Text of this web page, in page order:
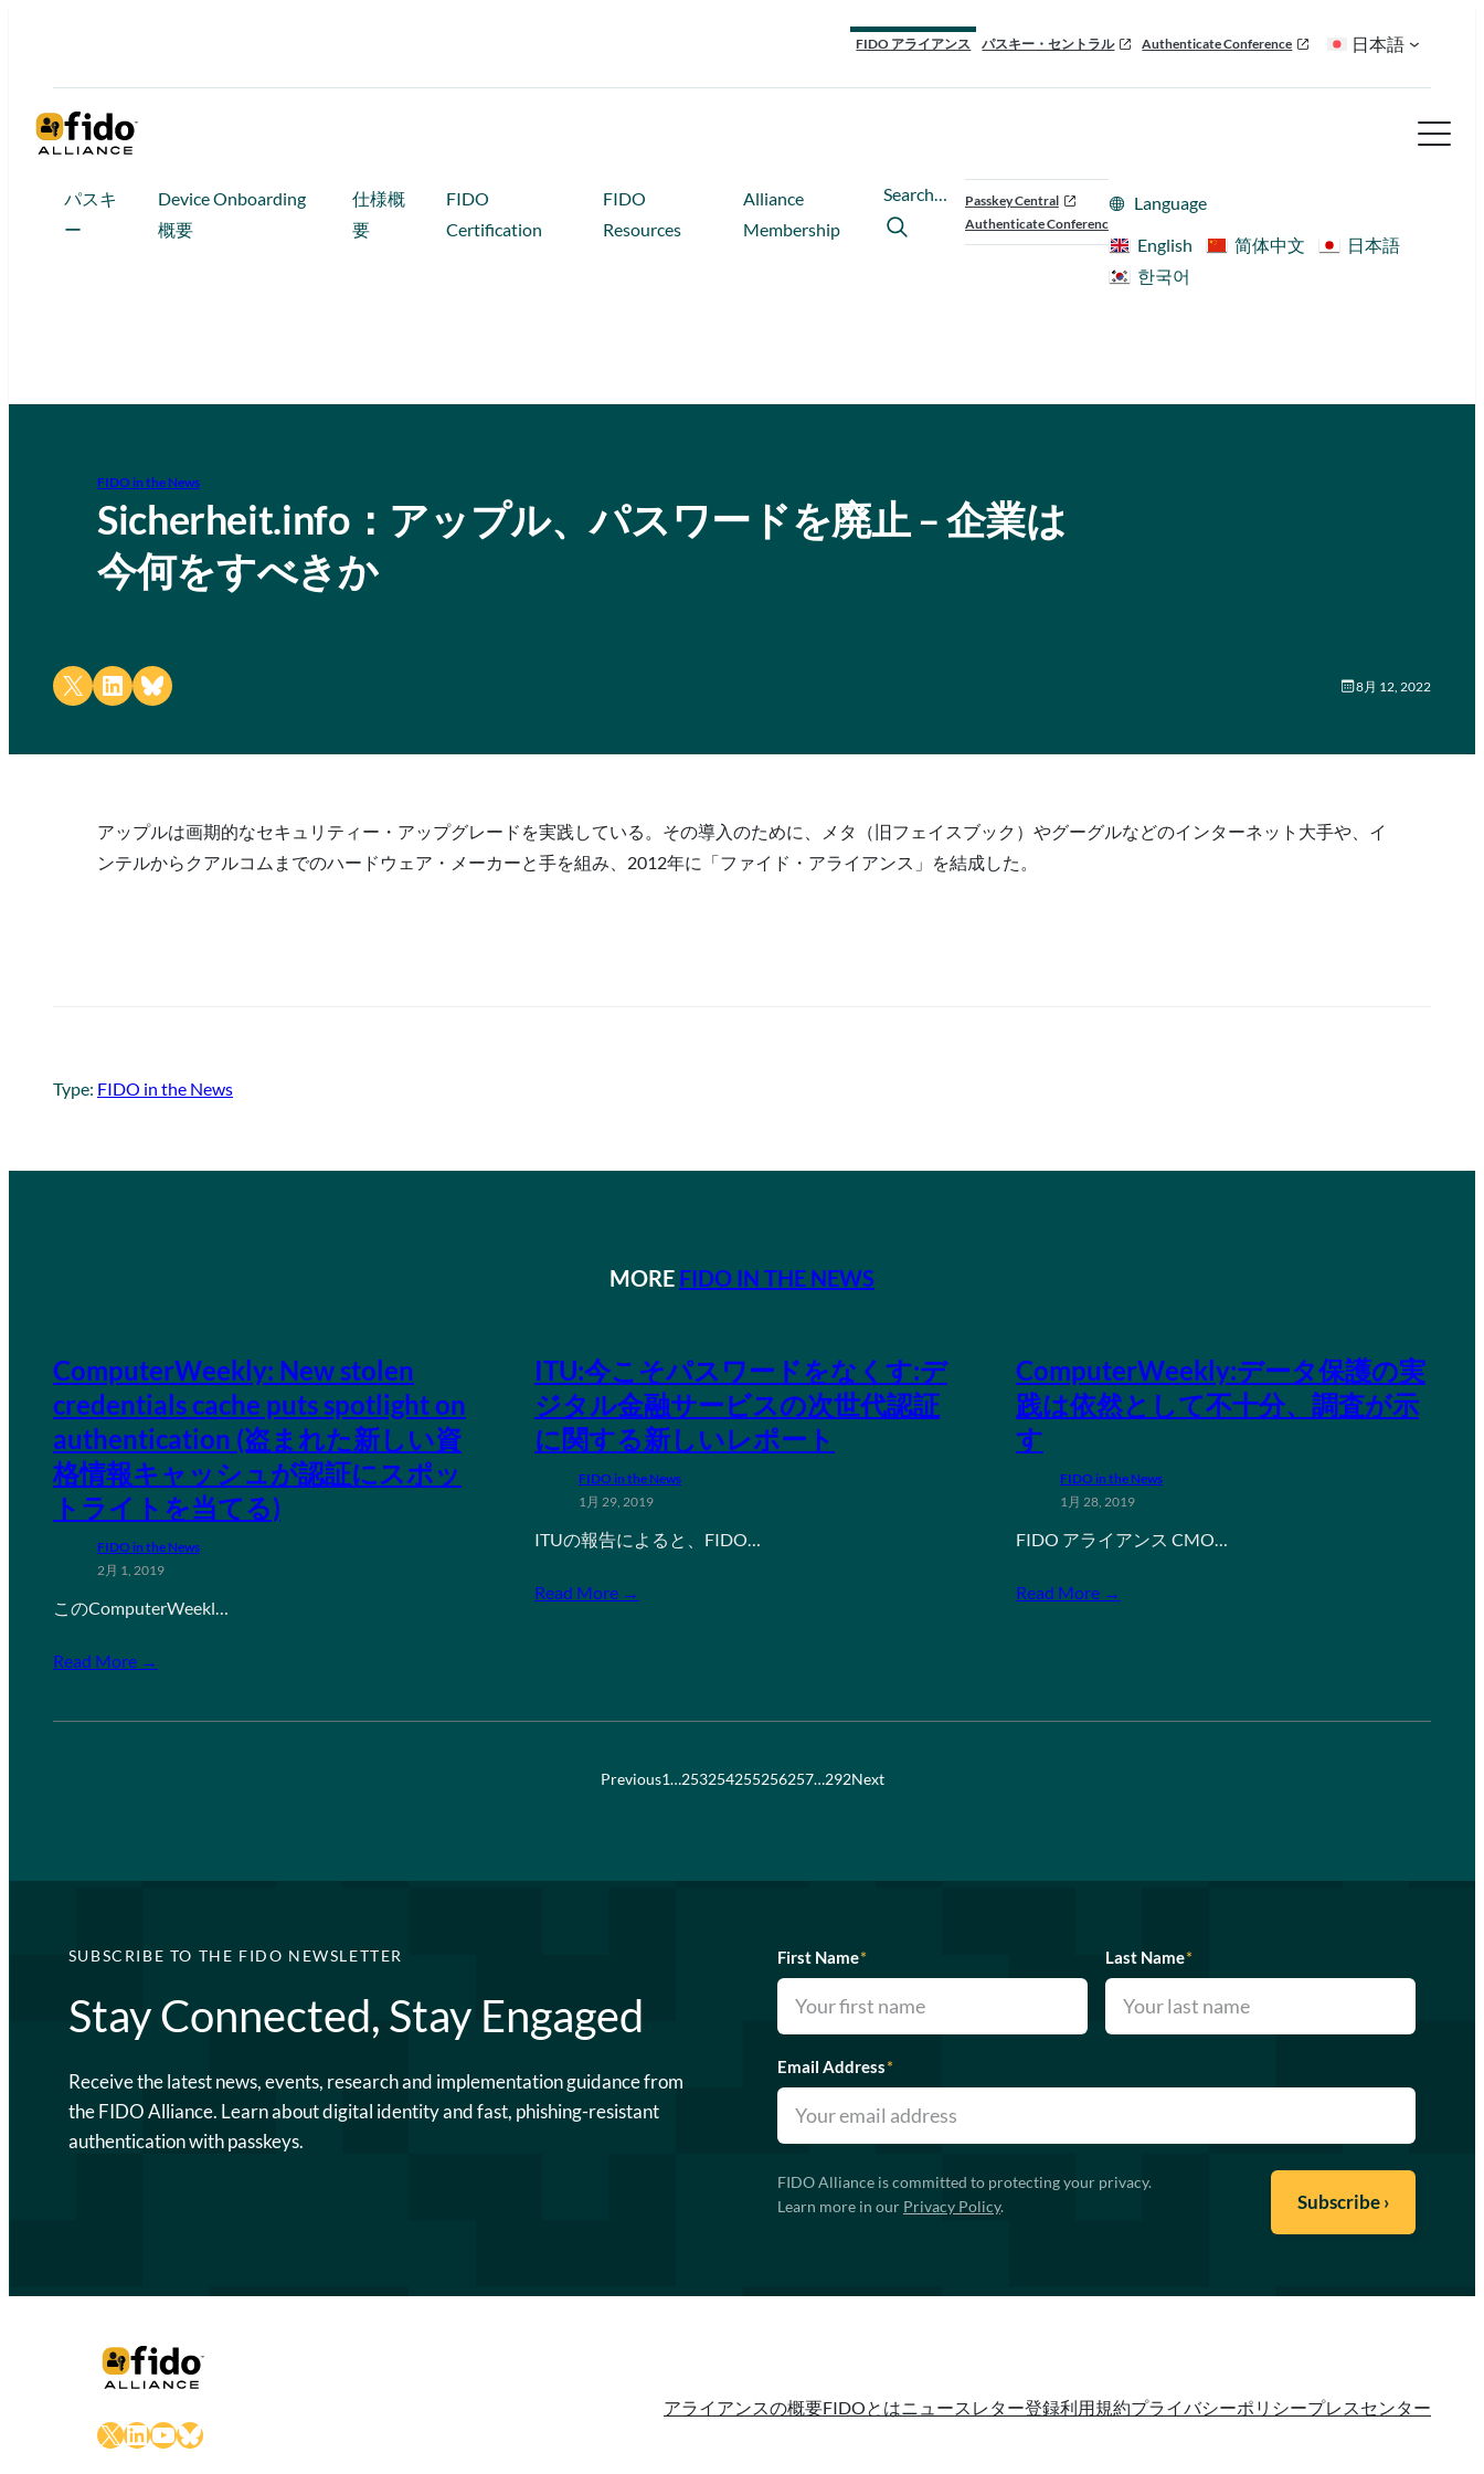
FIDO アライアンス パスキー・セントラル Authenticate Conference 日本語
パスキ
ー
Device Onboarding
概要
仕様概
要
FIDO
Certification
FIDO
Resources
Alliance
Membership
Search…
Passkey Central
Authenticate Conference
Language
English
简体中文
日本語
한국어
FIDO in the News
Sicherheit.info：アップル、パスワードを廃止 – 企業は
今何をすべきか
Share on X Share on LinkedIn
Share on Bluesky 8月 12, 2022
アップルは画期的なセキュリティー・アップグレードを実践している。その導入のために、メタ（旧フェイスブック）やグーグルなどのインターネット大手や、イ
ンテルからクアルコムまでのハードウェア・メーカーと手を組み、2012年に「ファイド・アライアンス」を結成した。
Type: FIDO in the News
MORE FIDO IN THE NEWS
ComputerWeekly: New stolen
credentials cache puts spotlight on
authentication (盗まれた新しい資
格情報キャッシュが認証にスポッ
トライトを当てる)
FIDO in the News
2月 1, 2019
このComputerWeekl…
Read More →
ITU:今こそパスワードをなくす:デ
ジタル金融サービスの次世代認証
に関する新しいレポート
FIDO in the News
1月 29, 2019
ITUの報告によると、FIDO…
Read More →
ComputerWeekly:データ保護の実
践は依然として不十分、調査が示
す
FIDO in the News
1月 28, 2019
FIDO アライアンス CMO…
Read More →
Previous1…253254255256257…292Next
SUBSCRIBE TO THE FIDO NEWSLETTER
Stay Connected, Stay Engaged
Receive the latest news, events, research and implementation guidance from
the FIDO Alliance. Learn about digital identity and fast, phishing-resistant
authentication with passkeys.
First Name* Last Name*
Email Address*
FIDO Alliance is committed to protecting your privacy.
Learn more in our Privacy Policy.
X LinkedIn
YouTube
Bluesky
アライアンスの概要FIDOとはニュースレター登録利用規約プライバシーポリシープレスセンター